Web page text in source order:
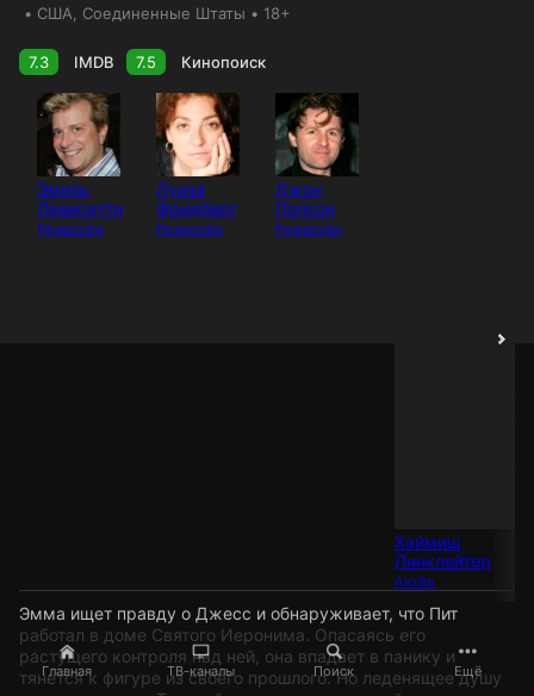
Главная ТВ-каналы Поиск Ещё
США , Соединенные Штаты 18+
7.3 IMDB 7.5 Кинопоиск
Эмиль
Левисетти
Режиссёр
Луиза
Фридберг
Режиссёр
Джон
Полсон
Режиссёр
Хэймиш
Линклейтер
Актёр
Эмма ищет правду о Джесс и обнаруживает, что Пит
работал в доме Святого Иеронима. Опасаясь его
растущего контроля над ней, она впадает в панику и
тянется к фигуре из своего прошлого. Но леденящее душу